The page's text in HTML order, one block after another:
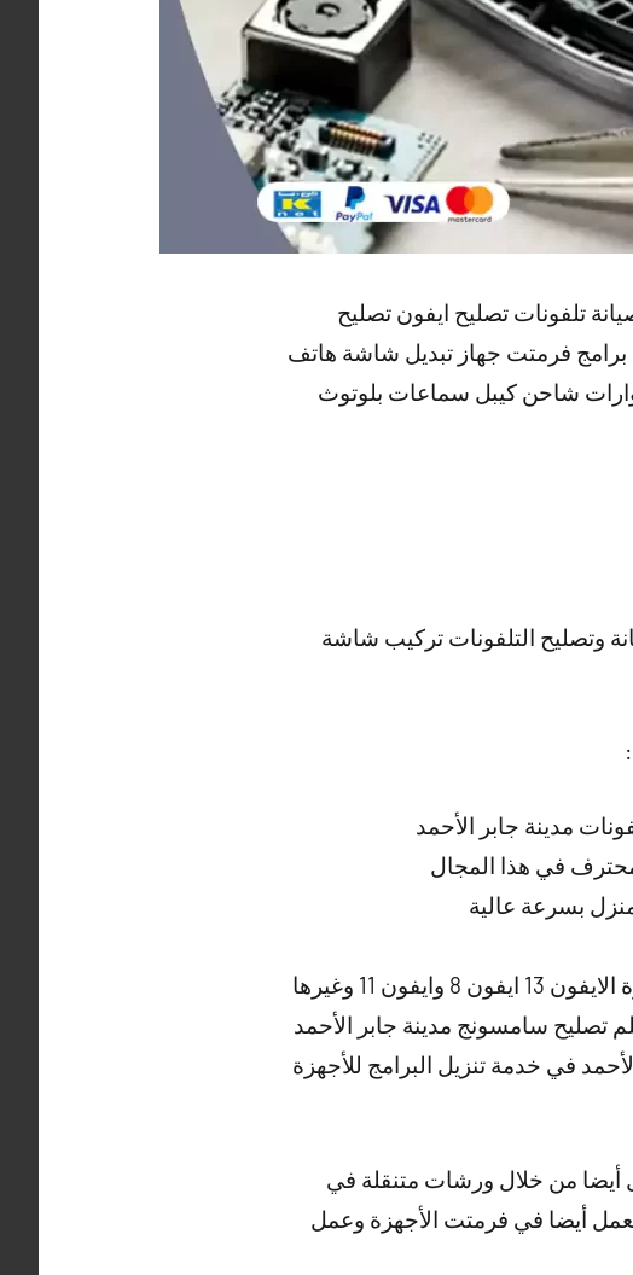
تلفونات تصليح ايفون تصليح
برامج فرمتت جهاز تبديل شاشة هاتف
شاحن كيبل سماعات بلوتوث
وتصليح التلفونات تركيب شاشة
مدينة جابر الأحمد
في هذا المجال
بسرعة عالية
11 وغيرها
تصليح سامسونج مدينة جابر الأحمد
في خدمة تنزيل البرامج للأجهزة
أيضا من خلال ورشات متنقلة في
ونعمل أيضا في فرمتت الأجهزة وعمل